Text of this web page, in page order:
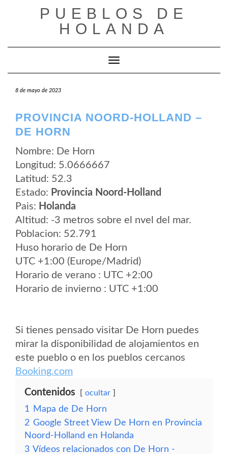
PUEBLOS DE
HOLANDA
Cambiar modo de navegación
8 de mayo de 2023
PROVINCIA NOORD-HOLLAND –
DE HORN
Nombre: De Horn
Longitud: 5.0666667
Latitud: 52.3
Estado: Provincia Noord-Holland
Pais: Holanda
Altitud: -3 metros sobre el nvel del mar.
Poblacion: 52.791
Huso horario de De Horn
UTC +1:00 (Europe/Madrid)
Horario de verano : UTC +2:00
Horario de invierno : UTC +1:00
Si tienes pensado visitar De Horn puedes
mirar la disponibilidad de alojamientos en
este pueblo o en los pueblos cercanos
Booking.com
Contenidos ocultar
1
Mapa de De Horn
2 Google Street View De Horn en Provincia
Noord-Holland en Holanda
3 Vídeos relacionados con De Horn -